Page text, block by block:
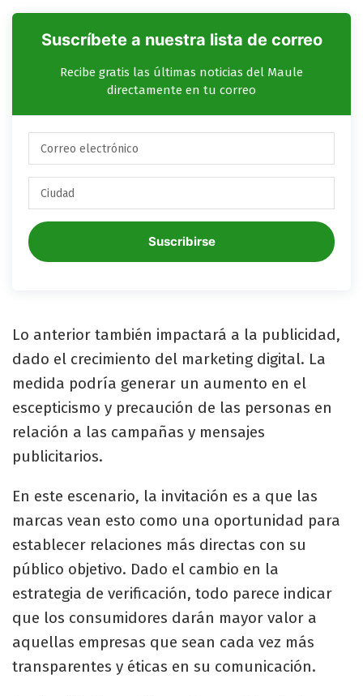
Suscríbete a nuestra lista de correo
Recibe gratis las últimas noticias del Maule
directamente en tu correo
Suscribirse
Lo anterior también impactará a la publicidad,
dado el crecimiento del marketing digital. La
medida podría generar un aumento en el
escepticismo y precaución de las personas en
relación a las campañas y mensajes
publicitarios.
En este escenario, la invitación es a que las
marcas vean esto como una oportunidad para
establecer relaciones más directas con su
público objetivo. Dado el cambio en la
estrategia de verificación, todo parece indicar
que los consumidores darán mayor valor a
aquellas empresas que sean cada vez más
transparentes y éticas en su comunicación.